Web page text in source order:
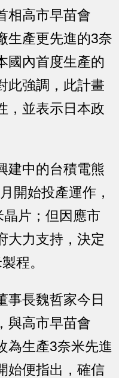
相高市早苗會
生產更先進的3奈
國內首度生產的
此強調，此計畫
，並表示日本政
建中的台積電熊
開始投產運作，
片；但因應市
大力支持，決定
程。
事長魏哲家今日
與高市早苗會
為生產3奈米先進
始便指出，確信